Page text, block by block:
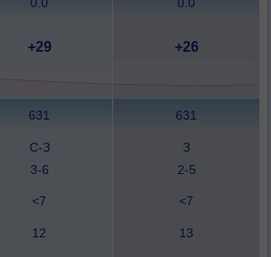
+29 +26
631 631
С-З
3-6
З
2-5
<7 <7
12 13